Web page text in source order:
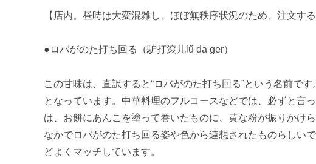
【店内。昼時は大変混雑し、ほぼ無秩序状況のため、注文す
●ロバがのた打ち回る（馿打滾儿lű da ger）
この甘味は、直訳すると“ロバがのた打ち回る”という名前で
となっています。中華料理のフルコースなどでは、必ずと言
は、お餅にあんこを塗って巻いたものに、黄な粉が振りかけ
なかでロバがのた打ち回る姿や色から連想されたものらしい
どよくマッチしています。